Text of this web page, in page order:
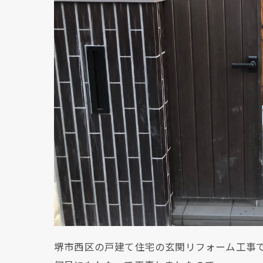
堺市西区の戸建て住宅の玄関リフォーム工事